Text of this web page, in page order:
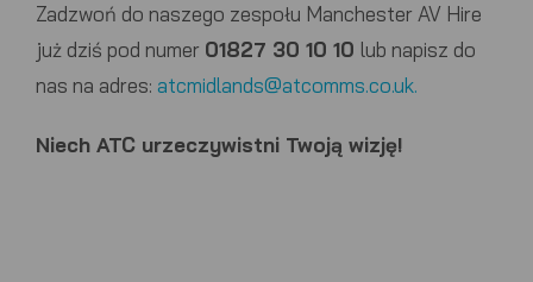
Zadzwoń do naszego zespołu Manchester AV Hire
już dziś pod numer 01827 30 10 10 lub napisz do
nas na adres: atcmidlands@atcomms.co.uk.
Niech ATCurzeczywistni Twoją wizję!